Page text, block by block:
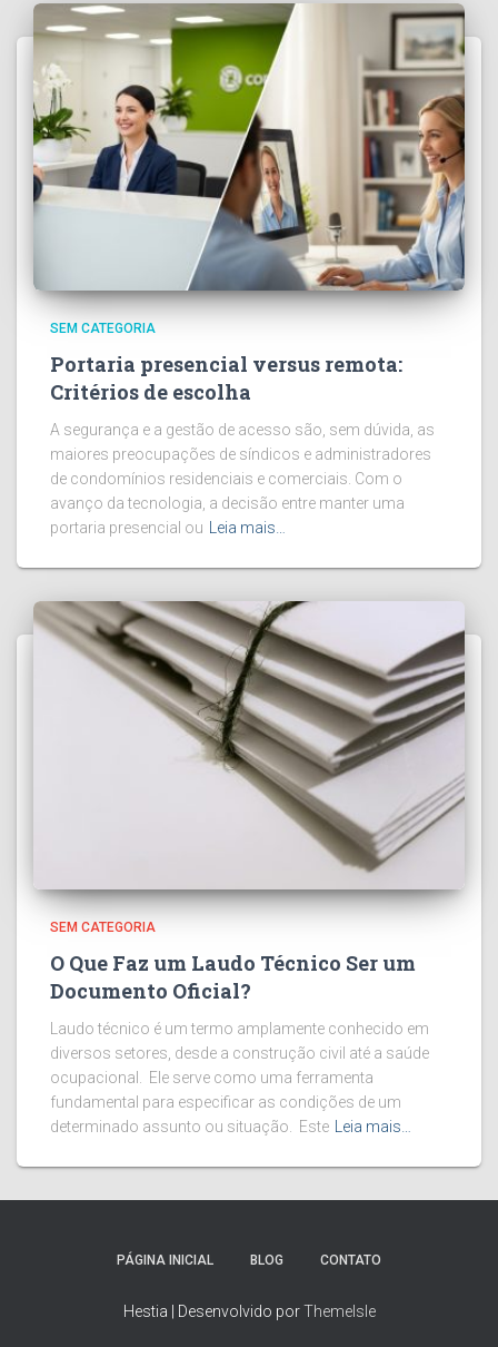
SEM CATEGORIA
Portaria presencial versus remota:
Critérios de escolha
A segurança e a gestão de acesso são, sem dúvida, as
maiores preocupações de síndicos e administradores
de condomínios residenciais e comerciais. Com o
avanço da tecnologia, a decisão entre manter uma
portaria presencial ou Leia mais…
SEM CATEGORIA
O Que Faz um Laudo Técnico Ser um
Documento Oficial?
Laudo técnico é um termo amplamente conhecido em
diversos setores, desde a construção civil até a saúde
ocupacional. Ele serve como uma ferramenta
fundamental para especificar as condições de um
determinado assunto ou situação. Este
Leia mais…
PÁGINA INICIAL BLOG CONTATO
Hestia | Desenvolvido porThemeIsle